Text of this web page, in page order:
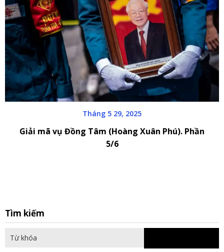
Tháng 5 29, 2025
Giải mã vụ Đồng Tâm (Hoàng Xuân Phú). Phần
5/6
Tìm kiếm